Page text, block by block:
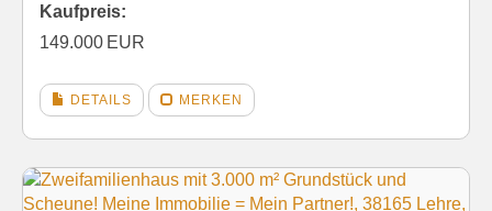
Kaufpreis:
149.000 EUR
DETAILS MERKEN